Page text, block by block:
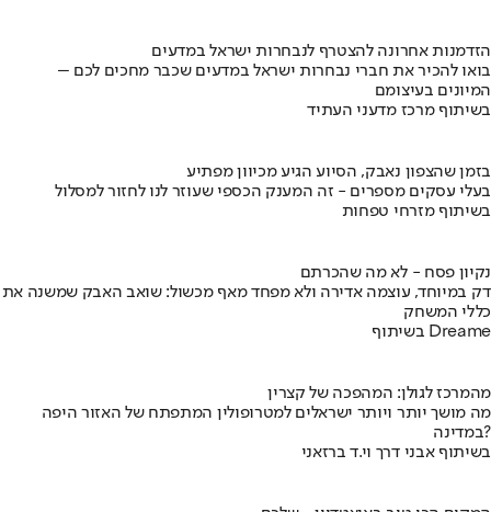
הזדמנות אחרונה להצטרף לנבחרות ישראל במדעים
בואו להכיר את חברי נבחרות ישראל במדעים שכבר מחכים לכם –
המיונים בעיצומם
בשיתוף מרכז מדעני העתיד
בזמן שהצפון נאבק, הסיוע הגיע מכיוון מפתיע
בעלי עסקים מספרים - זה המענק הכספי שעוזר לנו לחזור למסלול
בשיתוף מזרחי טפחות
נקיון פסח - לא מה שהכרתם
דק במיוחד, עוצמה אדירה ולא מפחד מאף מכשול: שואב האבק שמשנה את
כללי המשחק
בשיתוף Dreame
מהמרכז לגולן: המהפכה של קצרין
מה מושך יותר ויותר ישראלים למטרופולין המתפתח של האזור היפה
במדינה?
בשיתוף אבני דרך וי.ד ברזאני